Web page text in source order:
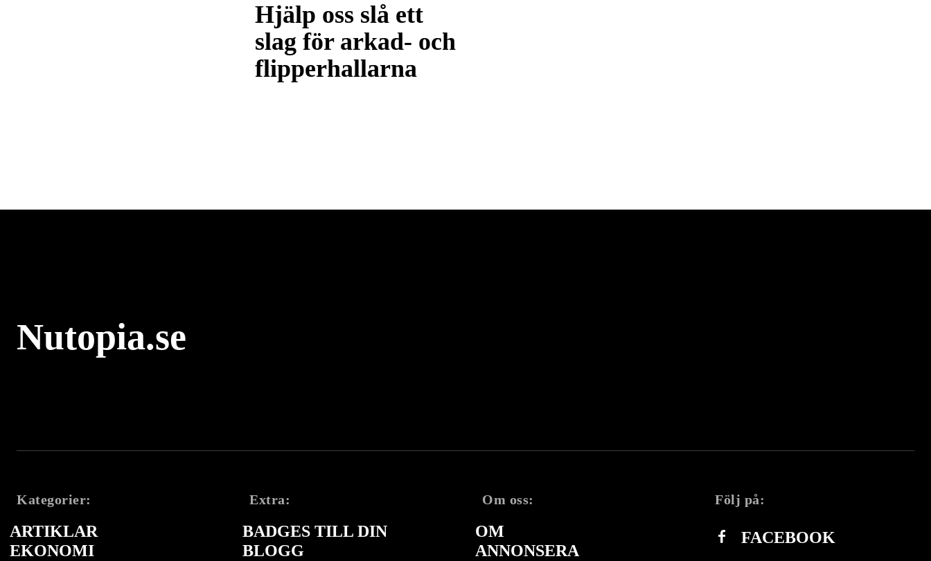
Hjälp oss slå ett
slag för arkad- och
flipperhallarna
Nutopia.se
Kategorier:
ARTIKLAR
EKONOMI
Extra:
BADGES TILL DIN
BLOGG
Om oss:
OM
ANNONSERA
Följ på:
FACEBOOK